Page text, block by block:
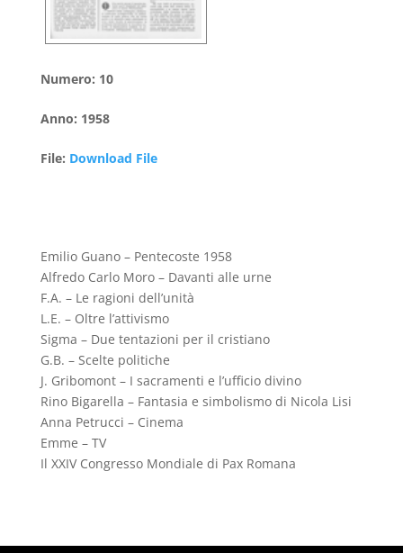
Numero: 10
Anno: 1958
File: Download File
Emilio Guano – Pentecoste 1958
Alfredo Carlo Moro – Davanti alle urne
F.A. – Le ragioni dell’unità
L.E. – Oltre l’attivismo
Sigma – Due tentazioni per il cristiano
G.B. – Scelte politiche
J. Gribomont – I sacramenti e l’ufficio divino
Rino Bigarella – Fantasia e simbolismo di Nicola Lisi
Anna Petrucci – Cinema
Emme – TV
Il XXIV Congresso Mondiale di Pax Romana